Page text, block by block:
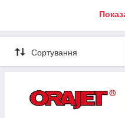
спеціально для тривалої
вивісок, виготовлення
довговічності і
використовувати плівку на
позначиться. Навіть в
умовах, термін її служби
Сортування